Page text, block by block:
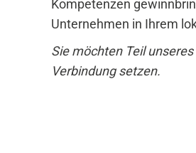
Kompetenzen
Unternehmen in Ihrem
Sie möchten Teil
Verbindung setzen.